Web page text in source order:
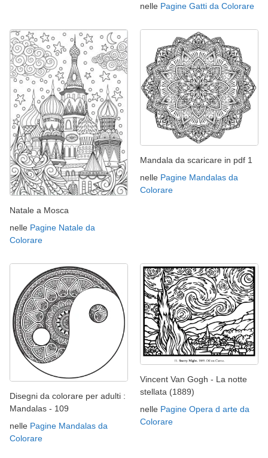
nelle Pagine Gatti da Colorare
Natale a Mosca
nelle Pagine Natale da
Colorare
Mandala da scaricare in pdf 1
nelle Pagine Mandalas da
Colorare
Disegni da colorare per adulti :
Mandalas - 109
nelle Pagine Mandalas da
Colorare
Vincent Van Gogh - La notte
stellata (1889)
nelle Pagine Opera d arte da
Colorare